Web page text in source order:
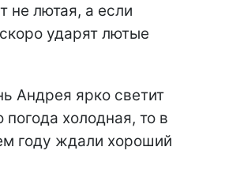
не лютая, а если
ударят лютые
Андрея ярко светит
погода холодная, то в
году ждали хороший